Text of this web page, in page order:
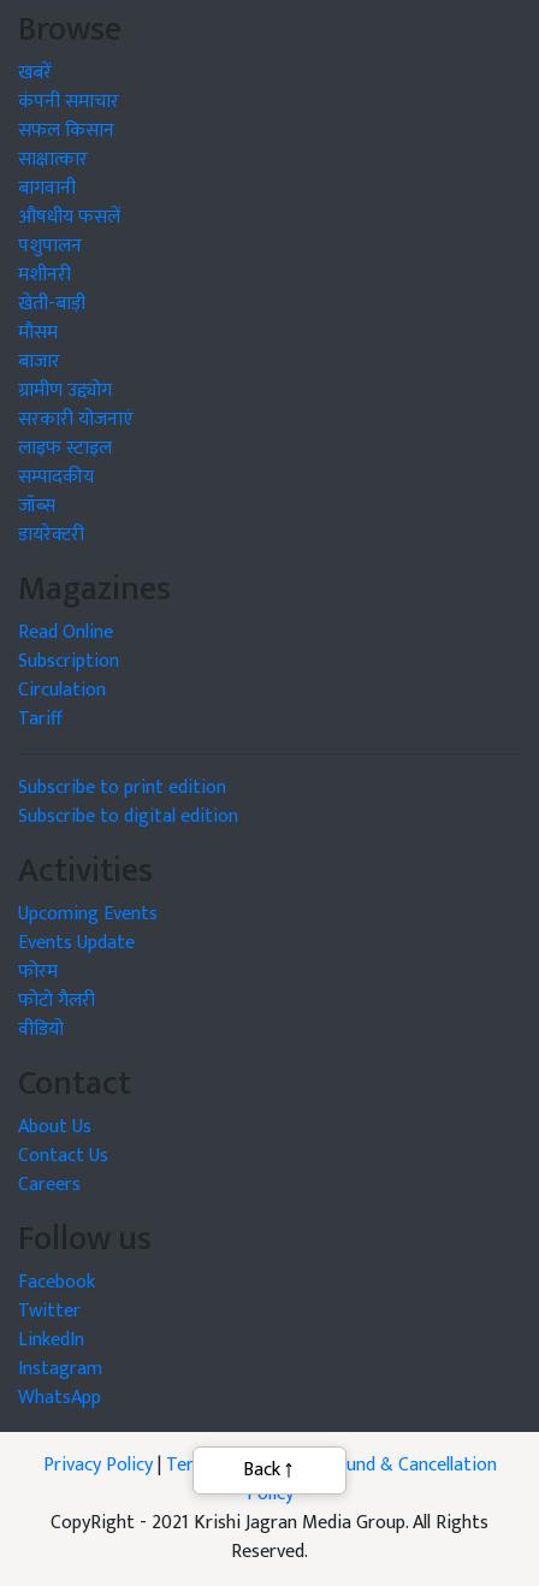
Browse
खबरें
कंपनी समाचार
सफल किसान
साक्षात्कार
बागवानी
औषधीय फसलें
पशुपालन
मशीनरी
खेती-बाड़ी
मौसम
बाजार
ग्रामीण उद्द्योग
सरकारी योजनाएं
लाइफ स्टाइल
सम्पादकीय
जॉब्स
डायरेक्टरी
Magazines
Read Online
Subscription
Circulation
Tariff
Subscribe to print edition
Subscribe to digital edition
Activities
Upcoming Events
Events Update
फोरम
फोटो गैलरी
वीडियो
Contact
About Us
Contact Us
Careers
Follow us
Facebook
Twitter
LinkedIn
Instagram
WhatsApp
Privacy Policy|Terms of Service
Refund & Cancellation
Policy
CopyRight - 2021 Krishi Jagran Media Group. All Rights
Reserved.
Back